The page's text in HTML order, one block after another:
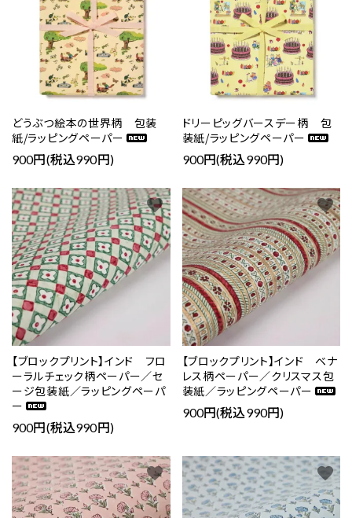
どうぶつ絵本の世界柄 包装
紙/ラッピングペーパー
900円(税込990円)
ドリーピッグバースデー柄 包
装紙/ラッピングペーパー
900円(税込990円)
【ブロックプリント】インド フロ
ーラルチェック柄ペーパー／セ
ージ包装紙／ラッピングペーパ
ー
900円(税込990円)
favorite
【ブロックプリント】インド ベナ
レス柄ペーパー／クリスマス包
装紙／ラッピングペーパー
900円(税込990円)
favorite
favorite favorite